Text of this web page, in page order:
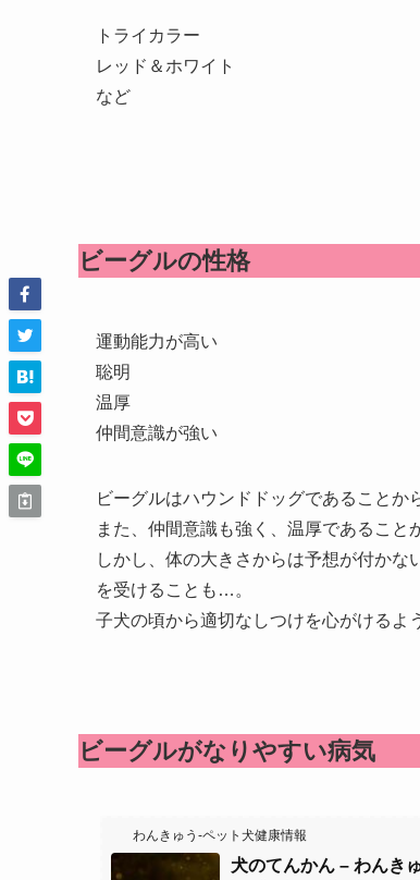
トライカラー
レッド＆ホワイト
など
ビーグルの性格
運動能力が高い
聡明
温厚
仲間意識が強い
ビーグルはハウンドドッグであることか
また、仲間意識も強く、温厚であること
しかし、体の大きさからは予想が付か
を受けることも…。
子犬の頃から適切なしつけを心がけるよ
ビーグルがなりやすい病気
わんきゅう-ペット犬健康情報
犬のてんかん – わんき